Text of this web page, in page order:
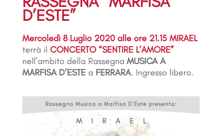
D’ESTE”
Mercoledì 8 Luglio 2020 alle ore 21.15 MIRAEL
terrà il CONCERTO “SENTIRE L’AMORE”
nell’ambito della Rassegna MUSICA A
MARFISA D’ESTEa FERRARA. Ingresso libero.